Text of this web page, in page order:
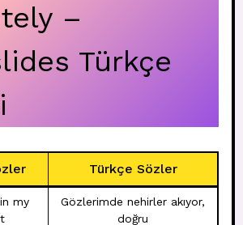
–
Türkçe
Türkçe Sözler
my
Gözlerimde nehirler akıyor,
doğru